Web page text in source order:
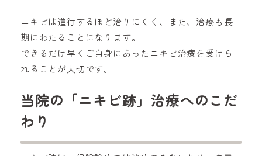
ニキビは進行するほど治りにくく、また、治療も長
期にわたることになります。
できるだけ早くご自身にあったニキビ治療を受けら
れることが大切です。
当院の「ニキビ跡」治療へのこだ
わり